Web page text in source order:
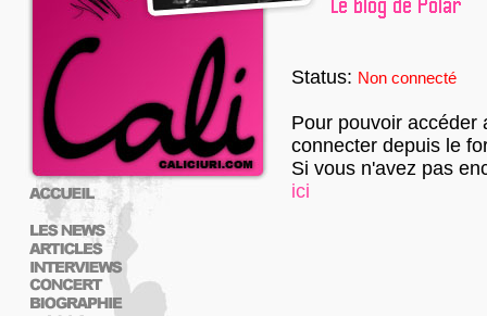
Status: Non connecté
Pour pouvoir accéder
connecter depuis le
Si vous n'avez pas
ici